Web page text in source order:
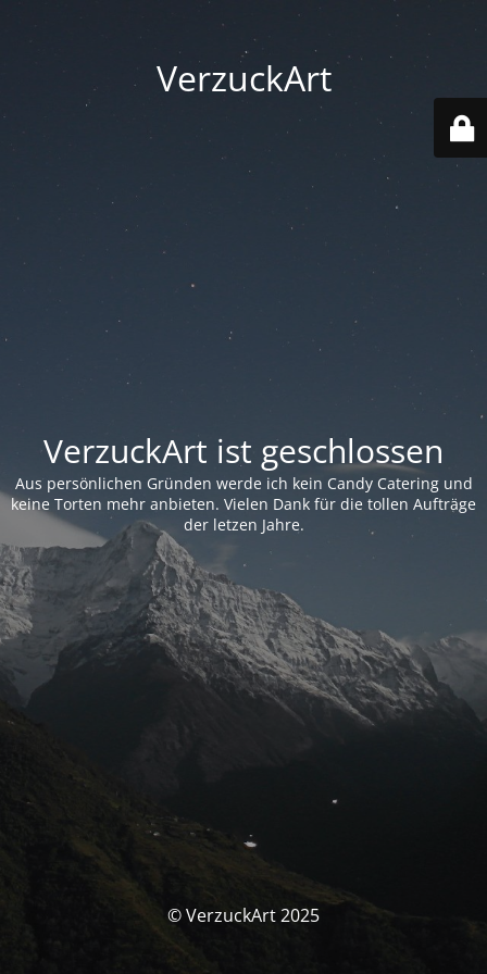
VerzuckArt
VerzuckArt ist geschlossen
Aus persönlichen Gründen werde ich kein Candy Catering und
keine Torten mehr anbieten. Vielen Dank für die tollen Aufträge
der letzen Jahre.
© VerzuckArt 2025